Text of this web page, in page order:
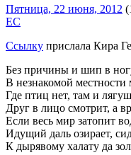
Пятница, 22 июня, 2012
EC
Ссылку прислала Кира
Без причины и шип в
В незнакомой местности
Где птиц нет, там и
Друг в лицо смотрит, а
Если весь мир затопит
Идущий даль озирает,
К дырявому халату да